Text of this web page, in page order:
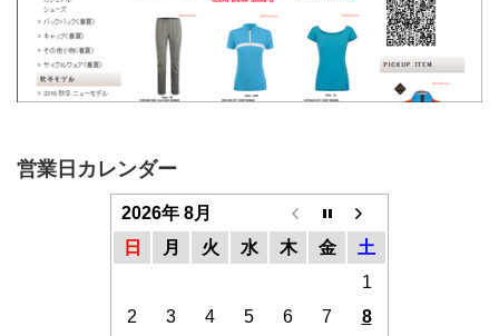
営業日カレンダー
2026年 8月
日
月 火 水 木 金
土
1
2
3 4 5 6 7
8